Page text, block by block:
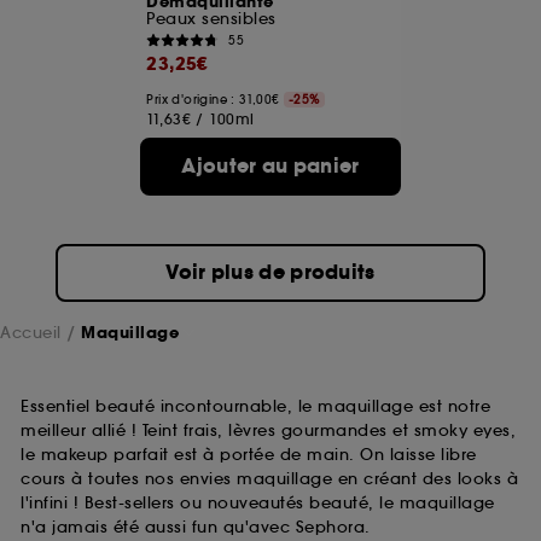
Peaux sensibles
55
23,25€
Prix d'origine : 31,00€ -25%
11,63€ / 100ml
Ajouter au panier
Voir plus de produits
Accueil Maquillage
Essentiel beauté incontournable, le maquillage est notre
meilleur allié ! Teint frais, lèvres gourmandes et smoky eyes,
le makeup parfait est à portée de main. On laisse libre
cours à toutes nos envies maquillage en créant des looks à
l'infini ! Best-sellers ou nouveautés beauté, le maquillage
n'a jamais été aussi fun qu'avec Sephora.
A l'exception des cookies techniques, le dépôt et la
lecture de ces traceurs requiert votre accord. Vous
pouvez personnaliser vos choix concernant le dépôt
de ces cookies grâce au bouton "personnaliser mes
choix" ci-dessous ou décider de "tout accepter".
Sephora pourra associer les informations de
navigation collectées par ces Cookies, pour les
sur "continuer sans accepter". Voous pouvez à tout
moment choisir de retirer votrte consentement. Si vous
souhaitez obtenir plus d'information sur les cookies